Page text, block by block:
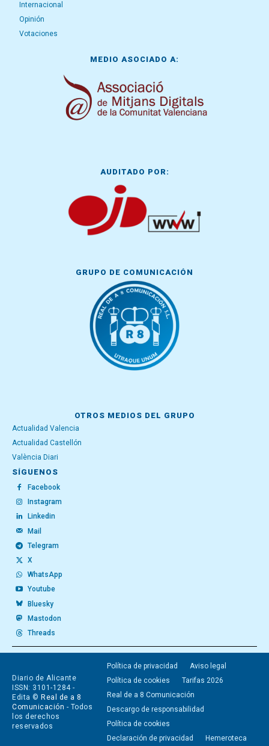
Internacional
Opinión
Votaciones
MEDIO ASOCIADO A:
AUDITADO POR:
GRUPO DE COMUNICACIÓN
OTROS MEDIOS DEL GRUPO
Actualidad Valencia
Actualidad Castellón
València Diari
SÍGUENOS
Facebook
Instagram
Linkedin
Mail
Telegram
X
WhatsApp
Youtube
Bluesky
Mastodon
Threads
Diario de Alicante
ISSN: 3101-1284 -
Edita © Real de a 8
Comunicación - Todos
los derechos
reservados
Política de privacidad
Aviso legal
Política de cookies
Tarifas 2026
Real de a 8 Comunicación
Descargo de responsabilidad
Política de cookies
Declaración de privacidad
Hemeroteca